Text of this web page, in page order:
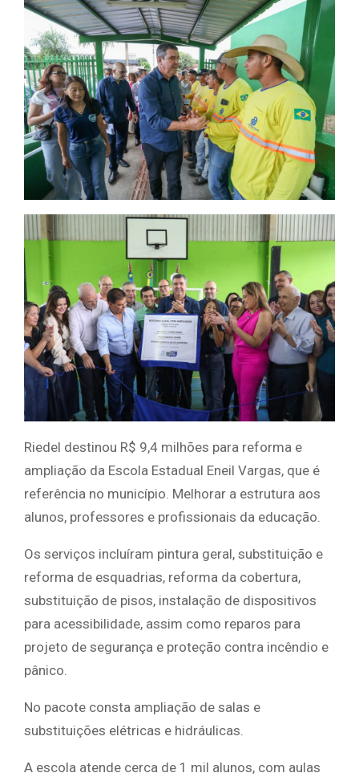
Riedel destinou R$ 9,4 milhões para reforma e
ampliação da Escola Estadual Eneil Vargas, que é
referência no município. Melhorar a estrutura aos
alunos, professores e profissionais da educação.
Os serviços incluíram pintura geral, substituição e
reforma de esquadrias, reforma da cobertura,
substituição de pisos, instalação de dispositivos
para acessibilidade, assim como reparos para
projeto de segurança e proteção contra incêndio e
pânico.
No pacote consta ampliação de salas e
substituições elétricas e hidráulicas.
A escola atende cerca de 1 mil alunos, com aulas